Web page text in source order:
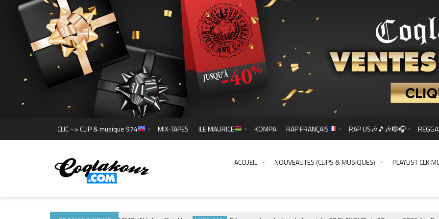
CLIC –> CLIP & musique 974 MIX-TAPES ILE MAURICE KOMPA RAP FRANÇAIS RAP US🎶🎵🎶🎼🎧
ACCUEIL NOUVEAUTES (CLIPS & MUSIQUES) PLAYLIST CLK